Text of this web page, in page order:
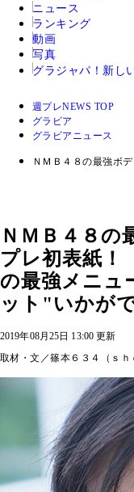
ニュース
ランキング
動画
写真
グラジャパ！ 新し
週プレNEWS TOP
グラビア
グラビアニュース
ＮＭＢ４８の最強ボ
ＮＭＢ４８の
プレ初表紙
の最強メニュ
ット"いかが
2019年08月25日 13:00 更新
取材・文／篠本６３４（ｓ